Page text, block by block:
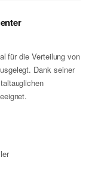
für die Verteilung von
Dank seiner